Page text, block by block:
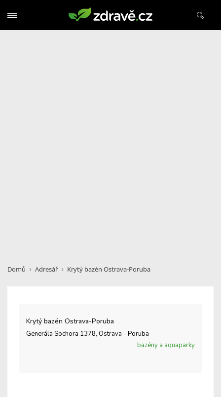
Domů Adresář Krytý bazén Ostrava-Poruba
Krytý bazén Ostrava-Poruba
Generála Sochora 1378, Ostrava - Poruba
bazény a aquaparky